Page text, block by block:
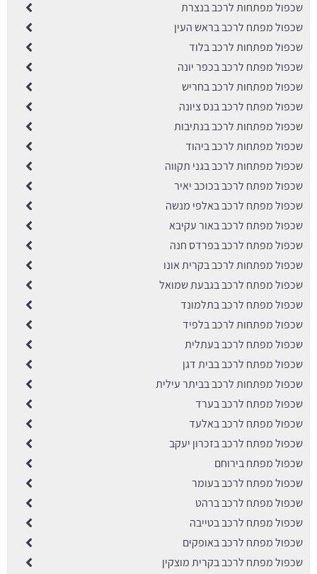
שכפול מפתחות לרכב בנצרת
שכפול מפתח לרכב בראש העין
שכפול מפתחות לרכב בלוד
שכפול מפתח לרכב בכפר יונה
שכפול מפתחות לרכב בחריש
שכפול מפתח לרכב בנס ציונה
שכפול מפתחות לרכב בנתיבות
שכפול מפתחות לרכב ביהוד
שכפול מפתחות לרכב בגני תקווה
שכפול מפתח לרכב בכוכב יאיר
שכפול מפתח לרכב באלפי מנשה
שכפול מפתח לרכב באור עקיבא
שכפול מפתח לרכב בפרדס חנה
שכפול מפתחות לרכב בקרית אונו
שכפול מפתח לרכב בגבעת שמואל
שכפול מפתח לרכב בתלמונד
שכפול מפתחות לרכב בלפיד
שכפול מפתח לרכב בעתלית
שכפול מפתח לרכב בבית דגן
שכפול מפתחות לרכב בביתר עילית
שכפול מפתח לרכב בערד
שכפול מפתח לרכב באלעד
שכפול מפתח לרכב בזכרון יעקב
שכפול מפתח בירוחם
שכפול מפתח לרכב בעומר
שכפול מפתח לרכב ברהט
שכפול מפתח לרכב בטייבה
שכפול מפתח לרכב באופקים
שכפול מפתח לרכב בקרית מוצקין